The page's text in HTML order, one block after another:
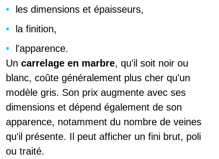
les dimensions et épaisseurs,
la finition,
l'apparence.
Un carrelage en marbre, qu'il soit noir ou
blanc, coûte généralement plus cher qu'un
modèle gris. Son prix augmente avec ses
dimensions et dépend également de son
apparence, notamment du nombre de veines
qu'il présente. Il peut afficher un fini brut, poli
ou traité.